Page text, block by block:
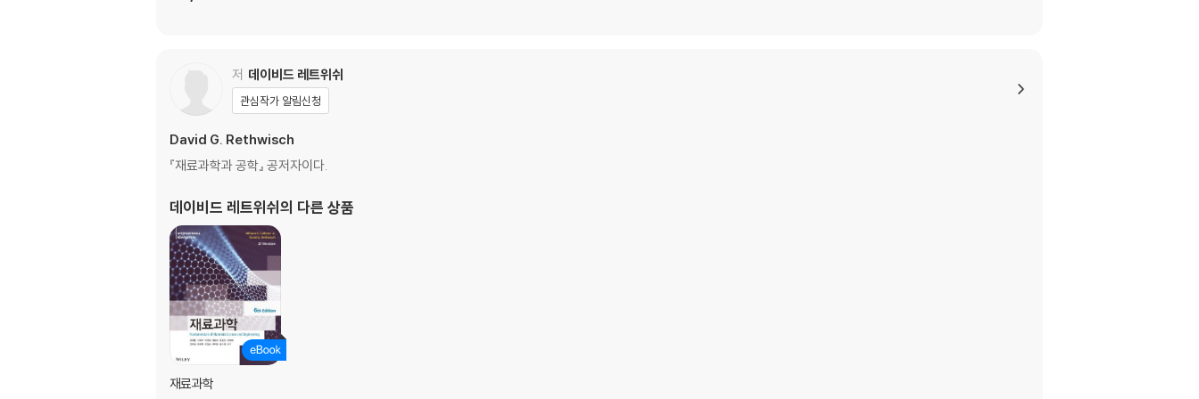
저 데이비드 레트위쉬
관심작가 알림신청
David G. Rethwisch
『재료과학과 공학』 공저자이다.
데이비드 레트위쉬 의 다른 상품
재료과학